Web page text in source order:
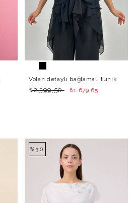
Volan detaylı bağlamalı tunik
₺2.399,50 ₺1.679,65
%30